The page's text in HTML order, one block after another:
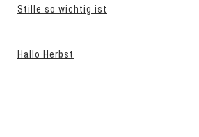
Stille so wichtig ist
Hallo Herbst